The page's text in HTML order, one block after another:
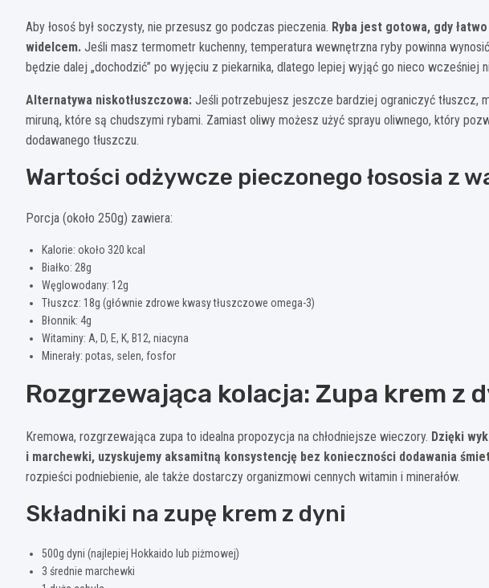
Aby łosoś był soczysty, nie przesusz go podczas pieczenia. Ryba jest gotowa, gdy
widelcem. Jeśli masz termometr kuchenny, temperatura wewnętrzna ryby powinna
będzie dalej „dochodzić” po wyjęciu z piekarnika, dlatego lepiej wyjąć go nieco wcześniej
Alternatywa niskotłuszczowa: Jeśli potrzebujesz jeszcze bardziej ograniczyć tłuszcz,
miruną, które są chudszymi rybami. Zamiast oliwy możesz użyć sprayu oliwnego, który
dodawanego tłuszczu.
Wartości odżywcze pieczonego łososia z
Porcja (około 250g) zawiera:
Kalorie: około 320 kcal
Białko: 28g
Węglowodany: 12g
Tłuszcz: 18g (głównie zdrowe kwasy tłuszczowe omega-3)
Błonnik: 4g
Witaminy: A, D, E, K, B12, niacyna
Minerały: potas, selen, fosfor
Rozgrzewająca kolacja: Zupa krem z
Kremowa, rozgrzewająca zupa to idealna propozycja na chłodniejsze wieczory. Dzięki
i marchewki, uzyskujemy aksamitną konsystencję bez konieczności dodawania
rozpieści podniebienie, ale także dostarczy organizmowi cennych witamin i minerałów.
Składniki na zupę krem z dyni
500g dyni (najlepiej Hokkaido lub piżmowej)
3 średnie marchewki